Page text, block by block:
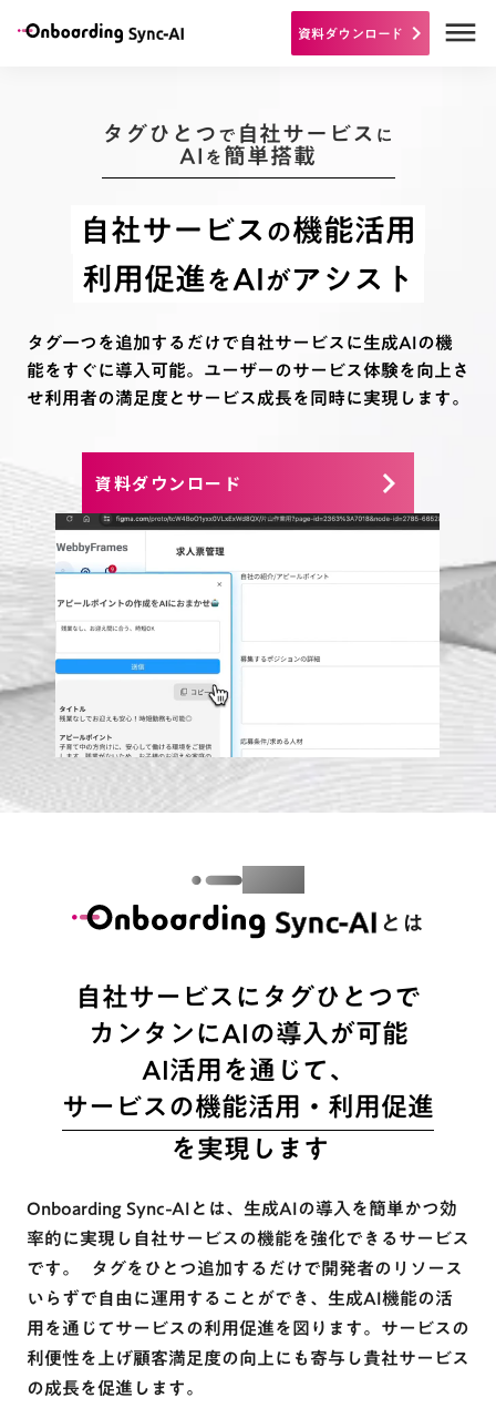
資料ダウンロード keyboard_arrow_right dehaze
タグひとつで自社サービスに
AIを簡単搭載
自社サービスの機能活用
利用促進をAIがアシスト
タグ一つを追加するだけで自社サービスに生成AIの機
能をすぐに導入可能。ユーザーのサービス体験を向上さ
せ利用者の満足度とサービス成長を同時に実現します。
資料ダウンロード keyboard_arrow_right
About
とは
自社サービスにタグひとつで
カンタンにAIの導入が可能
AI活用を通じて、
サービスの機能活用・利用促進
を実現します
Onboarding Sync-AIとは、生成AIの導入を簡単かつ効
率的に実現し自社サービスの機能を強化できるサービス
です。 タグをひとつ追加するだけで開発者のリソース
いらずで自由に運用することができ、生成AI機能の活
用を通じてサービスの利用促進を図ります。サービスの
利便性を上げ顧客満足度の向上にも寄与し貴社サービス
の成長を促進します。